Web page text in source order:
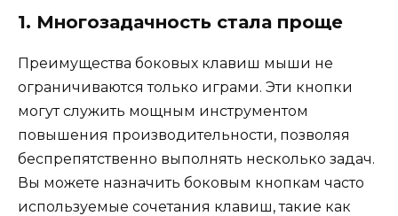
1. Многозадачность стала проще
Преимущества боковых клавиш мыши не
ограничиваются только играми. Эти кнопки
могут служить мощным инструментом
повышения производительности, позволяя
беспрепятственно выполнять несколько задач.
Вы можете назначить боковым кнопкам часто
используемые сочетания клавиш, такие как